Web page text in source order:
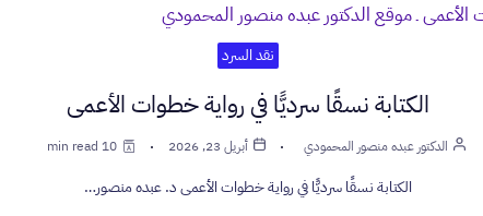
نقد السرد
الكتابة نسقًا سرديًّا في رواية خطوات الأعمى
الدكتور عبده منصور المحمودي أبريل 23, 2026 10 min read
الكتابة نسقًا سرديًّا في رواية خطوات الأعمى د. عبده منصور…